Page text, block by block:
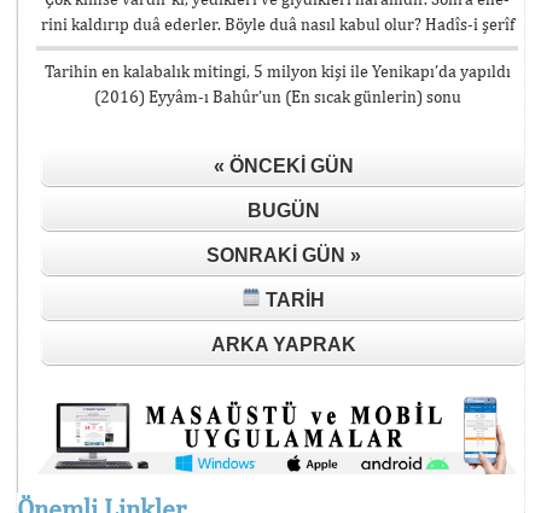
rini kaldırıp duâ ederler. Böyle duâ nasıl kabul olur? Hadîs-i şerîf
Tarihin en kalabalık mitingi, 5 milyon kişi ile Yenikapı’da yapıldı
(2016) Eyyâm-ı Bahûr’un (En sıcak günlerin) sonu
« ÖNCEKI GÜN
BUGÜN
SONRAKI GÜN »
TARIH
ARKA YAPRAK